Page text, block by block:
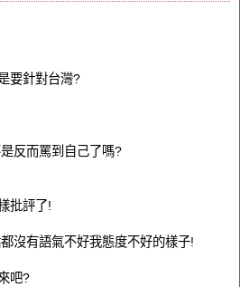
要針對台灣?
反而罵到自己了嗎?
批評了!
沒有語氣不好我態度不好的樣子!
吧?